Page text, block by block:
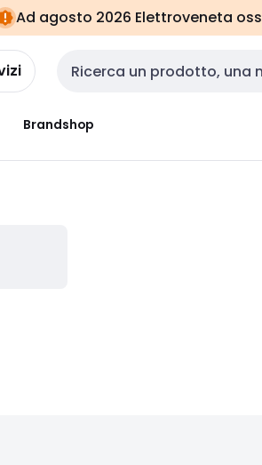
Ad agosto 2026 Elettroveneta
Cerca input
Brandshop